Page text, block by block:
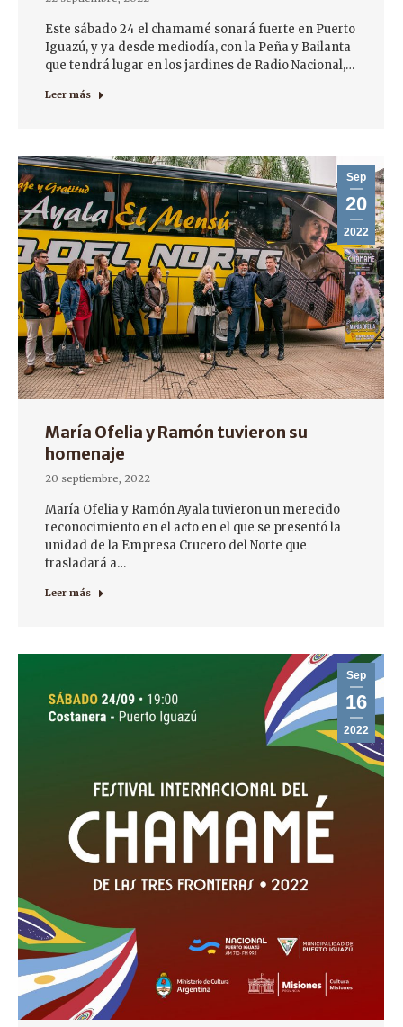
Este sábado 24 el chamamé sonará fuerte en Puerto
Iguazú, y ya desde mediodía, con la Peña y Bailanta
que tendrá lugar en los jardines de Radio Nacional,…
Leer más
Sep
20
2022
María Ofelia y Ramón tuvieron su
homenaje
20 septiembre, 2022
María Ofelia y Ramón Ayala tuvieron un merecido
reconocimiento en el acto en el que se presentó la
unidad de la Empresa Crucero del Norte que
trasladará a…
Leer más
Sep
16
2022